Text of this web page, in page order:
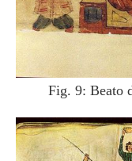
Fig. 9: Beato